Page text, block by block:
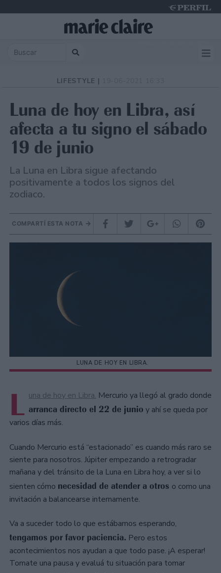
LIFESTYLE |
Luna de hoy en Libra, así
afecta a tu signo el sábado
19 de junio
La Luna en Libra sigue afectando
positivamente a todos los signos del
zodiaco.
COMPARTÍ ESTA NOTA
LUNA DE HOY EN LIBRA.
L una de hoy en Libra. Mercurio ya llegó al grado donde
arranca directo el 22 de junio y ahí se queda por
varios días más.
Cuando Mercurio está “estacionado” es cuando más raro se
siente para nosotros. Júpiter empezando a retrogradar
mañana y del tránsito de la Luna en Libra hoy, a ver si lo
sienten cómo necesidad de atender a otros o como una
invitación a balancearse internamente.
Va a suceder todo lo que estábamos esperando,
tengamos por favor paciencia. Pero estos
acontecimientos nos ayudan a que todo pase. ¡A esperar!
Tomate una pausa y evaluá tu situación para tomar